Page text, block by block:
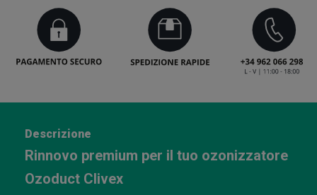
Descrizione
Rinnovo premium per il tuo ozonizzatore
Ozoduct Clivex